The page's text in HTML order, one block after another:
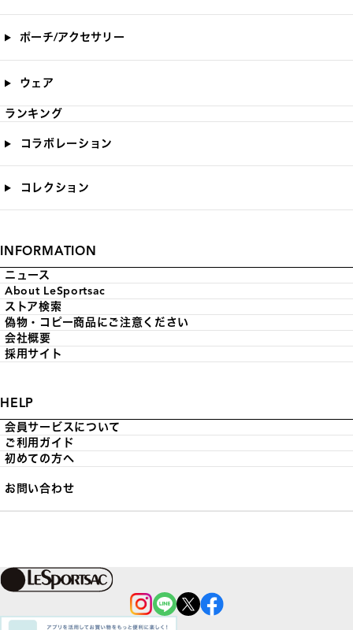
ポーチ/アクセサリー
ウェア
ランキング
コラボレーション
コレクション
INFORMATION
ニュース
About LeSportsac
ストア検索
偽物・コピー商品にご注意ください
会社概要
採用サイト
HELP
会員サービスについて
ご利用ガイド
初めての方へ
お問い合わせ